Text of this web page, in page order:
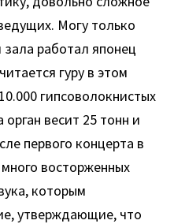
Могу только
зала работал японец
гуру в этом
гипсоволокнистых
весит 25 тонн и
первого концерта в
восторженных
которым
утверждающие, что